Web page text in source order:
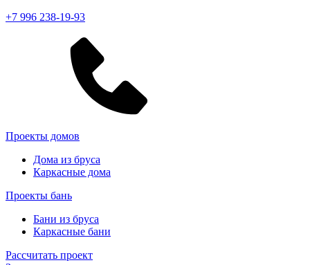
+7 996 238-19-93
Проекты домов
Дома из бруса
Каркасные дома
Проекты бань
Бани из бруса
Каркасные бани
Рассчитать проект